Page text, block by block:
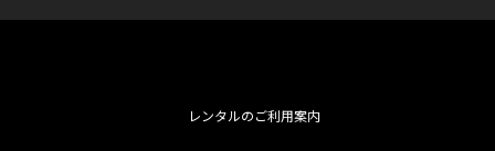
レンタルのご利用案内